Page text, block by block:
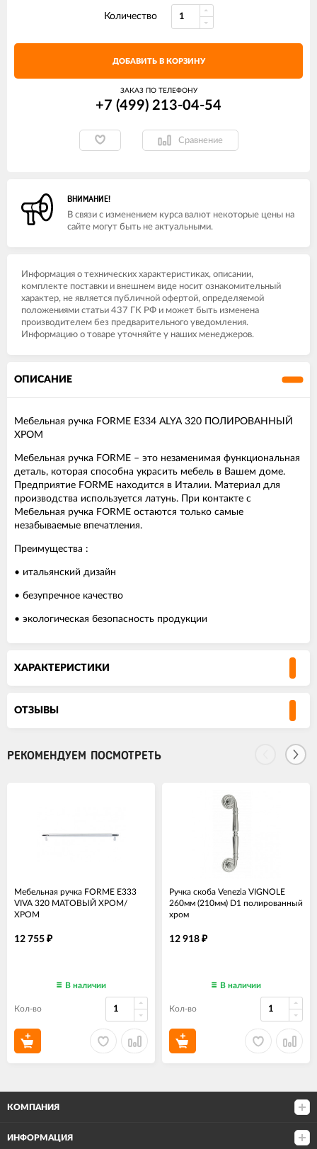
Количество
ДОБАВИТЬ В КОРЗИНУ
ЗАКАЗ ПО ТЕЛЕФОНУ
+7 (499) 213-04-54​
Сравнение
ВНИМАНИЕ!
В связи с изменением курса валют некоторые цены на
сайте могут быть не актуальными.
Информация о технических характеристиках, описании,
комплекте поставки и внешнем виде носит ознакомительный
характер, не является публичной офертой, определяемой
положениями статьи 437 ГК РФ и может быть изменена
производителем без предварительного уведомления.
Информацию о товаре уточняйте у наших менеджеров.
ОПИСАНИЕ
Мебельная ручка FORME E334 ALYA 320 ПОЛИРОВАННЫЙ
ХРОМ
Мебельная ручка FORME – это незаменимая функциональная
деталь, которая способна украсить мебель в Вашем доме.
Предприятие FORME находится в Италии. Материал для
производства используется латунь. При контакте с
Мебельная ручка FORME остаются только самые
незабываемые впечатления.
Преимущества :
• итальянский дизайн
• безупречное качество
• экологическая безопасность продукции
ХАРАКТЕРИСТИКИ
ОТЗЫВЫ
РЕКОМЕНДУЕМ ПОСМОТРЕТЬ
Мебельная ручка FORME E333
VIVA 320 МАТОВЫЙ ХРОМ/
ХРОМ
12 755 ₽
В наличии
Кол-во
Ручка скоба Venezia VIGNOLE
260мм (210мм) D1 полированный
хром
12 918 ₽
В наличии
Кол-во
КОМПАНИЯ
ИНФОРМАЦИЯ